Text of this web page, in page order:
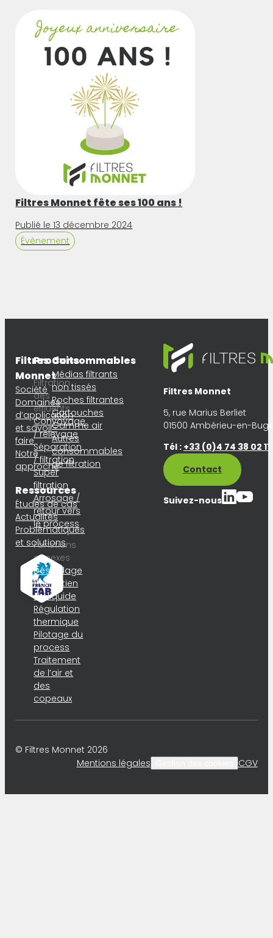
Filtres Monnet fête ses 100 ans !
Publié le 13 décembre 2024
Évènement
Filtres
Monnet
Société
Domaines
d’application
et savoir-
faire
Notre
approche
Ressources
Études de cas
Actualités
Problématiques
et solutions
Produits
Filtration
des
effluents
Convoyage
/ relevage
Séparation
/ filtration
Super
filtration
Arrosage /
retour vers
le process
Fonctions
annexes
Déshuilage
/ entretien
du liquide
Régulation
thermique
Pilotage du
process
Traitement
de l’air et
des
copeaux
Consommables
Médias filtrants
non tissés
Poches filtrantes
Cartouches
Gamme air
Autres
consommables
de filtration
Filtres Monnet
5, rue Marius Berliet
01500 Ambérieu-en-
Tél : +33 (0)4 74 38 02 11
Contact
Suivez-nous
© Filtres Monnet 2026
Mentions légales
CGV